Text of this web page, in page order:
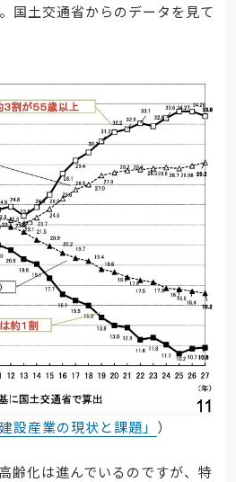
国土交通省からのデータを見て
設産業の現状と課題」 ）
齢化は進んでいるのですが、特